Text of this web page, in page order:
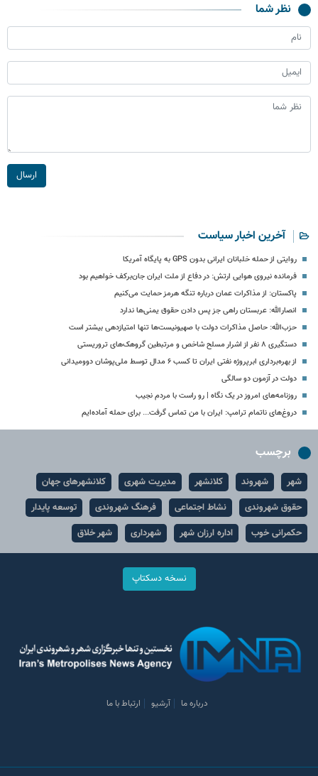
نظر شما
ارسال
آخرین اخبار سیاست
روایتی از حمله خلبانان ایرانی بدون GPS به پایگاه آمریکا
فرمانده نیروی هوایی ارتش: در دفاع از ملت ایران جان‌برکف خواهیم بود
پاکستان: از مذاکرات عمان درباره تنگه هرمز حمایت می‌کنیم
انصارالله: عربستان راهی جز پس دادن حقوق یمنی‌ها ندارد
حزب‌الله: حاصل مذاکرات دولت با صهیونیست‌ها تنها امتیازدهی‌ بیشتر است
دستگیری ۸ نفر از اشرار مسلح شاخص و مرتبطین گروهک‌های تروریستی
از بهره‌برداری ابرپروژه نفتی ایران تا کسب ۶ مدال توسط ملی‌پوشان دوومیدانی
دولت در آزمون دو سالگی
روزنامه‌های امروز در یک نگاه | رو راست با مردم نجیب
دروغ‌های ناتمام ترامپ: ایران با من تماس گرفت... برای حمله آماده‌ایم
برچسب
شهر شهروند کلانشهر مدیریت شهری
کلانشهرهای جهان
حقوق شهروندی
نشاط اجتماعی فرهنگ شهروندی
توسعه پایدار
حکمرانی خوب
اداره ارزان شهر شهرداری شهر خلاق
نسخه دسکتاپ
درباره ما آرشیو ارتباط با ما